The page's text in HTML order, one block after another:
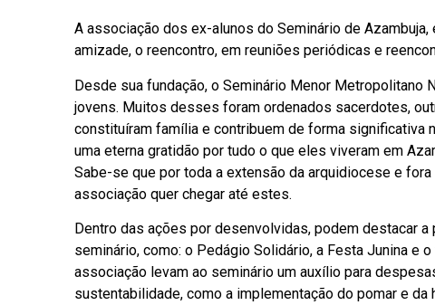
A associação dos ex-alunos do Seminário de
amizade, o reencontro, em reuniões periódicas e
Desde sua fundação, o Seminário Menor Metropolitano
jovens. Muitos desses foram ordenados sacerdotes,
constituíram família e contribuem de forma significativa
uma eterna gratidão por tudo o que eles viveram em
Sabe-se que por toda a extensão da arquidiocese e
associação quer chegar até estes.
Dentro das ações por desenvolvidas, podem destacar
seminário, como: o Pedágio Solidário, a Festa Junina e
associação levam ao seminário um auxílio para
sustentabilidade, como a implementação do pomar e da